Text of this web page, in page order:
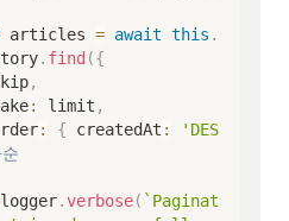
articles = await this .
. find ({
skip
,
take
: limit ,
order
: { createdAt :
'DES
logger.verbose( ` Paginat